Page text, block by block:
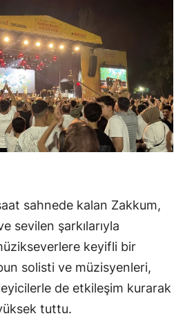
sahnede kalan Zakkum,
sevilen şarkılarıyla
keyifli bir
solisti ve müzisyenleri,
de etkileşim kurarak
tuttu.